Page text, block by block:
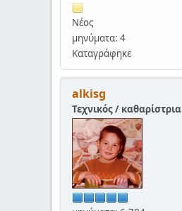
Νέος
μηνύματα: 4
Καταγράφηκε
alkisg
Τεχνικός / καθαρίστρια